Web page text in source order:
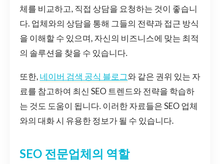
체를 비교하고, 직접 상담을 요청하는 것이 좋습니
다. 업체와의 상담을 통해 그들의 전략과 접근 방식
을 이해할 수 있으며, 자신의 비즈니스에 맞는 최적
의 솔루션을 찾을 수 있습니다.
또한, 네이버 검색 공식 블로그와 같은 권위 있는 자
료를 참고하여 최신 SEO 트렌드와 전략을 학습하
는 것도 도움이 됩니다. 이러한 자료들은 SEO 업체
와의 대화 시 유용한 정보가 될 수 있습니다.
SEO 전문업체의 역할